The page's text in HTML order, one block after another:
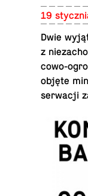
19
Dwie
z
co­wo-
objęte
ser­wa­cji